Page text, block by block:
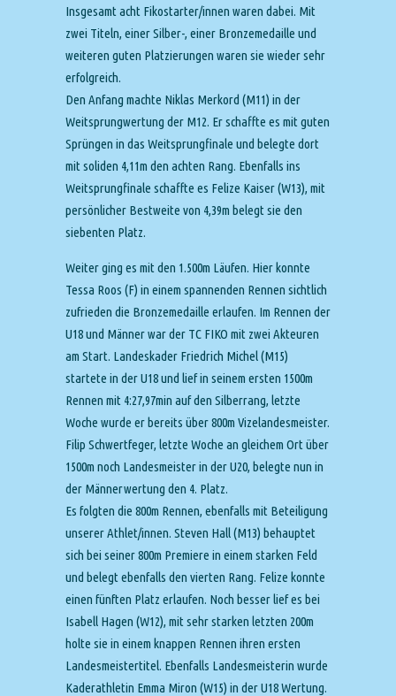
Insgesamt acht Fikostarter/innen waren dabei. Mit
zwei Titeln, einer Silber-, einer Bronzemedaille und
weiteren guten Platzierungen waren sie wieder sehr
erfolgreich.
Den Anfang machte Niklas Merkord (M11) in der
Weitsprungwertung der M12. Er schaffte es mit guten
Sprüngen in das Weitsprungfinale und belegte dort
mit soliden 4,11m den achten Rang. Ebenfalls ins
Weitsprungfinale schaffte es Felize Kaiser (W13), mit
persönlicher Bestweite von 4,39m belegt sie den
siebenten Platz.
Weiter ging es mit den 1.500m Läufen. Hier konnte
Tessa Roos (F) in einem spannenden Rennen sichtlich
zufrieden die Bronzemedaille erlaufen. Im Rennen der
U18 und Männer war der TC FIKO mit zwei Akteuren
am Start. Landeskader Friedrich Michel (M15)
startete in der U18 und lief in seinem ersten 1500m
Rennen mit 4:27,97min auf den Silberrang, letzte
Woche wurde er bereits über 800m Vizelandesmeister.
Filip Schwertfeger, letzte Woche an gleichem Ort über
1500m noch Landesmeister in der U20, belegte nun in
der Männerwertung den 4. Platz.
Es folgten die 800m Rennen, ebenfalls mit Beteiligung
unserer Athlet/innen. Steven Hall (M13) behauptet
sich bei seiner 800m Premiere in einem starken Feld
und belegt ebenfalls den vierten Rang. Felize konnte
einen fünften Platz erlaufen. Noch besser lief es bei
Isabell Hagen (W12), mit sehr starken letzten 200m
holte sie in einem knappen Rennen ihren ersten
Landesmeistertitel. Ebenfalls Landesmeisterin wurde
Kaderathletin Emma Miron (W15) in der U18 Wertung.